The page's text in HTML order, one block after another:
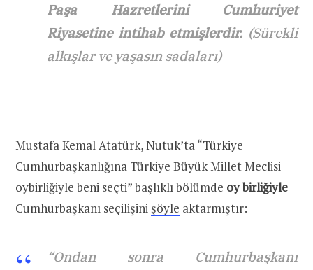
Paşa Hazretlerini Cumhuriyet
Riyasetine intihab etmişlerdir. (Sürekli
alkışlar ve yaşasın sadaları)
Mustafa Kemal Atatürk, Nutuk’ta “Türkiye
Cumhurbaşkanlığına Türkiye Büyük Millet Meclisi
oybirliğiyle beni seçti” başlıklı bölümde oy birliğiyle
Cumhurbaşkanı seçilişinişöyle aktarmıştır:
“Ondan sonra Cumhurbaşkanı